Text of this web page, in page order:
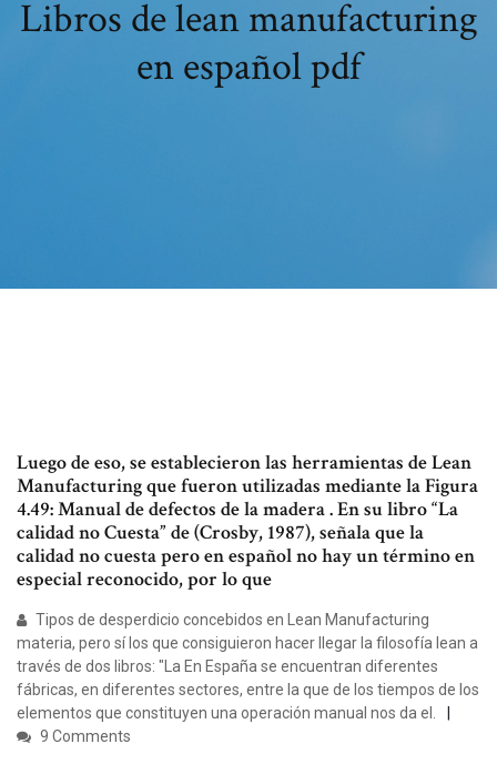
Libros de lean manufacturing
en español pdf
Luego de eso, se establecieron las herramientas de Lean
Manufacturing que fueron utilizadas mediante la Figura
4.49: Manual de defectos de la madera . En su libro “La
calidad no Cuesta” de (Crosby, 1987), señala que la
calidad no cuesta pero en español no hay un término en
especial reconocido, por lo que
Tipos de desperdicio concebidos en Lean Manufacturing
materia, pero sí los que consiguieron hacer llegar la filosofía lean a
través de dos libros: "La En España se encuentran diferentes
fábricas, en diferentes sectores, entre la que de los tiempos de los
elementos que constituyen una operación manual nos da el.
9 Comments